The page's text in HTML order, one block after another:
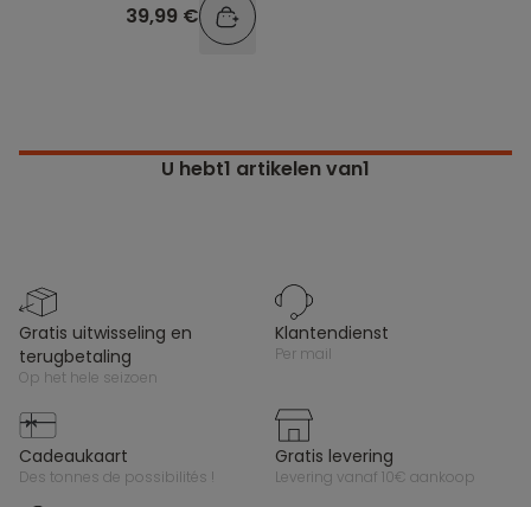
39,99 €
U hebt1 artikelen van1
gratis uitwisseling en
terugbetaling
op het hele seizoen
klantendienst
per mail
cadeaukaart
des tonnes de possibilités !
gratis levering
levering vanaf 10€ aankoop